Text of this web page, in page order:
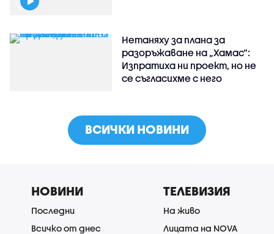
Нетаняху за плана за
разоръжаване на „Хамас“:
Изпратиха ни проект, но не
се съгласихме с него
ВСИЧКИ НОВИНИ
НОВИНИ
Последни
Всичко от днес
ТЕЛЕВИЗИЯ
На живо
Лицата на NOVA